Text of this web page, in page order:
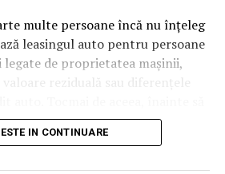
ușor. Un webinar reușit atrage
Cineva îl menționează într-un
îl citează într-un articol, un
lui. Fiecare astfel de
moneda forte în SEO.
multe persoane încă nu înțeleg
leasingul auto pentru persoane
legate de proprietatea mașinii,
valoare reziduală sau diferențele
este important să înțelegi clar
de finanțare și să știi la ce să fii
IN CONTINUARE